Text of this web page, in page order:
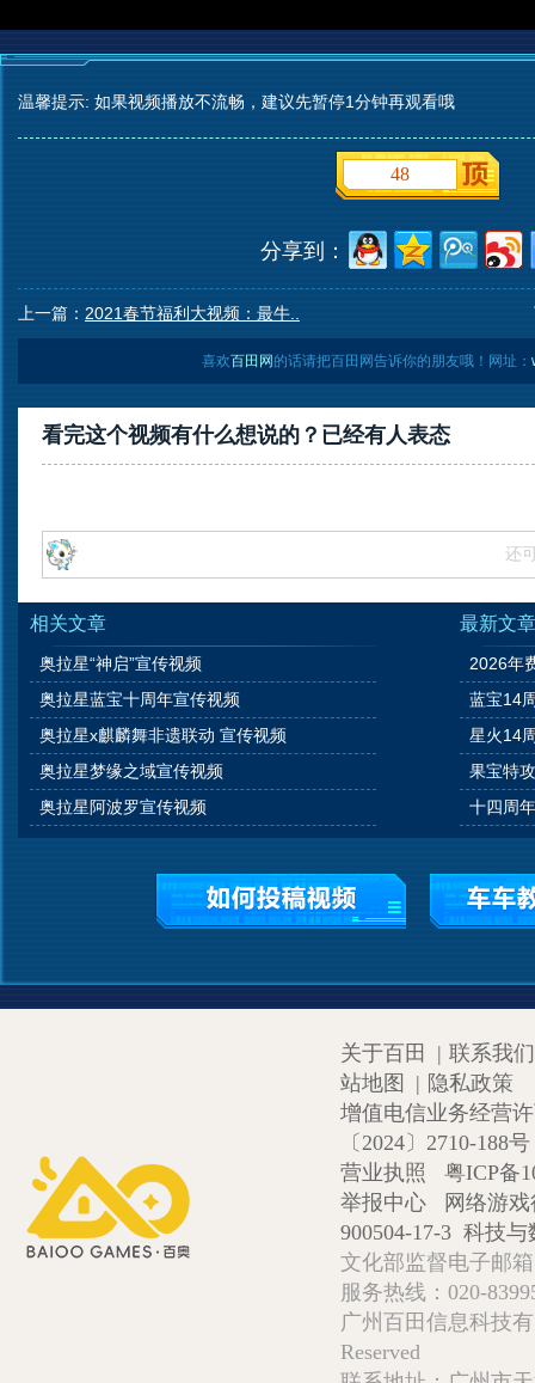
温馨提示: 如果视频播放不流畅，建议先暂停1分钟再观看哦
48
分享到：
上一篇： 2021春节福利大视频：最牛..
喜欢百田网 的话请把百田网告诉你的朋友哦！网址：
看完这个视频有什么想说的？已经有人表态
还
相关文章
奥拉星“神启”宣传视频
奥拉星蓝宝十周年宣传视频
奥拉星x麒麟舞非遗联动 宣传视频
奥拉星梦缘之域宣传视频
奥拉星阿波罗宣传视频
最新文章
2026年
蓝宝14
星火14
果宝特
十四周
关于百田 | 联系我们
站地图
| 隐私政策
增值电信业务经营
〔2024〕2710-188号
营业执照
粤ICP备
举报中心
网络游
900504-17-3 科技与
文化部监督电子邮
服务热线：020-
广州百田信息科技
Reserved